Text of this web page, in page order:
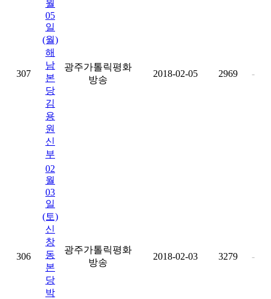
307
월
05
일
(월)
해
남
본
당
김
용
원
신
부
광주가톨릭평화
방송
2018-02-05 2969 -
306
02
월
03
일
(토)
신
창
동
본
당
박
광주가톨릭평화
방송
2018-02-03 3279 -